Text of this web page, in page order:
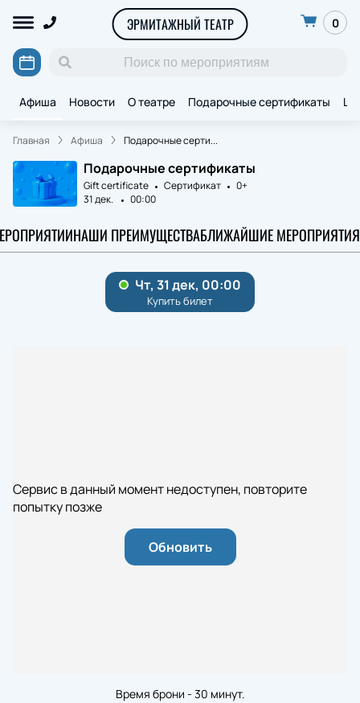
ЭРМИТАЖНЫЙ ТЕАТР 0
Афиша Новости О театре Подарочные сертификаты
Главная Афиша Подарочные серти...
Подарочные сертификаты
Gift certificate Сертификат
0+
31 дек.
00:00
НАШИ ПРЕИМУЩЕСТВАБЛИЖАЙШИЕ МЕРОПРИЯТИЯ
Сервис в данный момент недоступен, повторите
попытку позже
Обновить
Время брони - 30 минут.